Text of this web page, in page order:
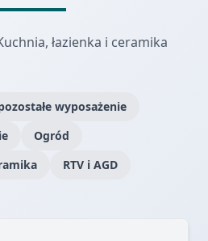
łazienka i ceramika
wyposażenie
Ogród
RTV i AGD